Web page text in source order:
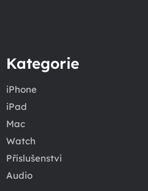
Kategorie
iPhone
iPad
Mac
Watch
Příslušenství
Audio